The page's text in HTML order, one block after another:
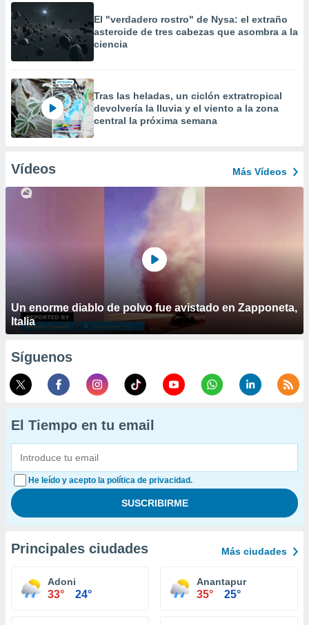
El "verdadero rostro" de Nysa: el extraño
asteroide de tres cabezas que asombra a la
ciencia
Tras las heladas, un ciclón extratropical
devolvería la lluvia y el viento a la zona
central la próxima semana
Vídeos Más Vídeos
Un enorme diablo de polvo fue avistado en Zapponeta,
Italia
Síguenos
El Tiempo en tu email
He leído y acepto la política de privacidad.
Principales ciudades Más ciudades
Adoni
33° 24°
Anantapur
35° 25°